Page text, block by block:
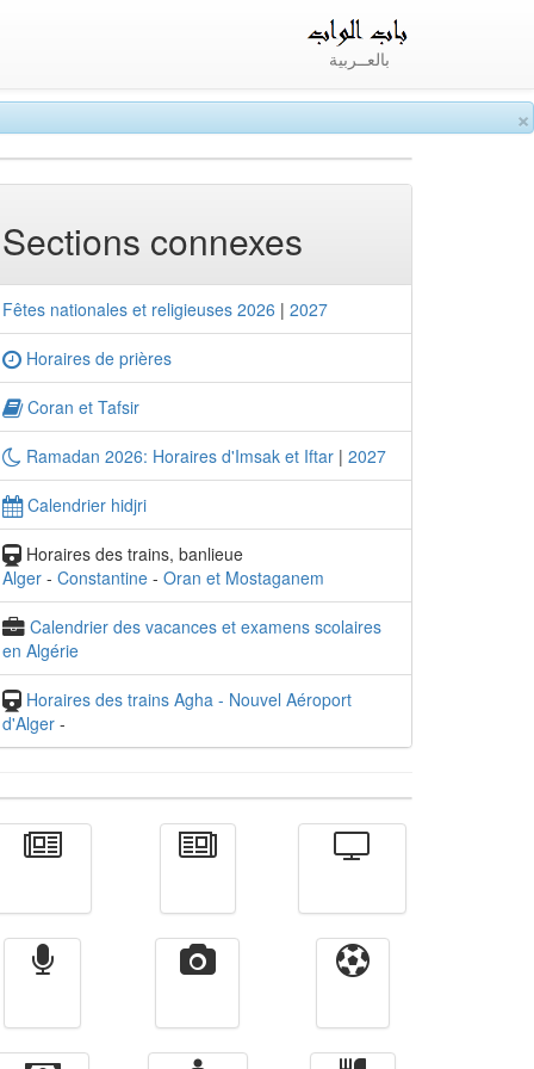
×
بالعــربية
Sections connexes
Fêtes nationales et religieuses 2026 | 2027
Horaires de prières
Coran et Tafsir
Ramadan 2026: Horaires d'Imsak et Iftar | 2027
Calendrier hidjri
Horaires des trains, banlieue
Alger - Constantine - Oran et Mostaganem
Calendrier des vacances et examens scolaires
en Algérie
Horaires des trains Agha - Nouvel Aéroport
d'Alger -